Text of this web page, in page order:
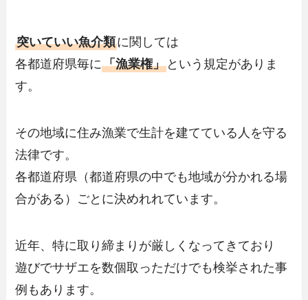
突いていい魚介類に関しては
各都道府県毎に「漁業権」 という規定がありま
す。
その地域に住み漁業で生計を建てている人を守る
法律です。
各都道府県（都道府県の中でも地域が分かれる場
合がある）ごとに決めれれています。
近年、特に取り締まりが厳しくなってきており
遊びでサザエを数個取っただけでも検挙された事
例もあります。